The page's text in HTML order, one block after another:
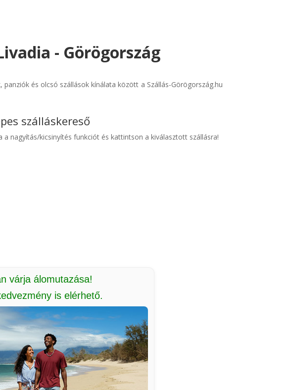
- Görögország
és olcsó szállások kínálata között a Szállás-Görögország.hu
szálláskereső
a nagyítás/kicsinyítés funkciót és kattintson a kiválasztott szállásra!
várja álomutazása!
is elérhető.